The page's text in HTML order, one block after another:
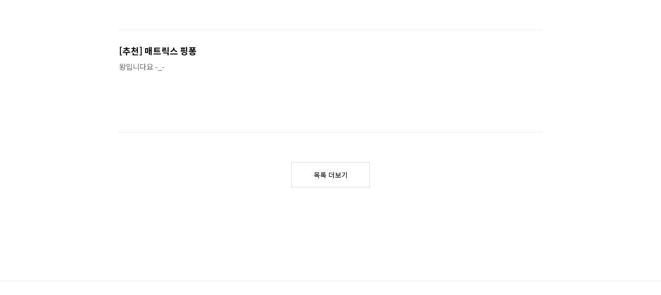
[추천] 매트릭스 핑퐁
왕입니다요 -_-
목록 더보기